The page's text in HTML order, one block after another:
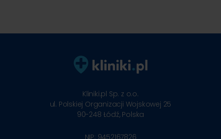
Kliniki.pl Sp. z o.o.
ul. Polskiej Organizacji Wojskowej 25
90-248 Łódź, Polska